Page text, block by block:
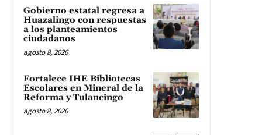
Gobierno estatal regresa a
Huazalingo con respuestas
a los planteamientos
ciudadanos
agosto 8, 2026
Fortalece IHE Bibliotecas
Escolares en Mineral de la
Reforma y Tulancingo
agosto 8, 2026